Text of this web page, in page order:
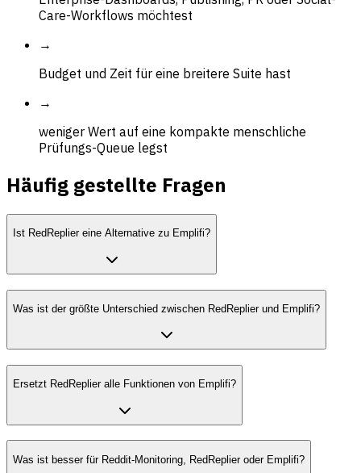
Care-Workflows möchtest
→
Budget und Zeit für eine breitere Suite hast
→
weniger Wert auf eine kompakte menschliche
Prüfungs-Queue legst
Häufig gestellte Fragen
Ist RedReplier eine Alternative zu Emplifi?
Was ist der größte Unterschied zwischen RedReplier und Emplifi?
Ersetzt RedReplier alle Funktionen von Emplifi?
Was ist besser für Reddit-Monitoring, RedReplier oder Emplifi?